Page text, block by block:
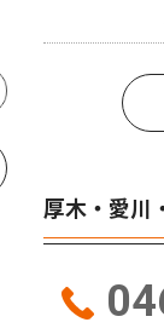
厚木・愛川